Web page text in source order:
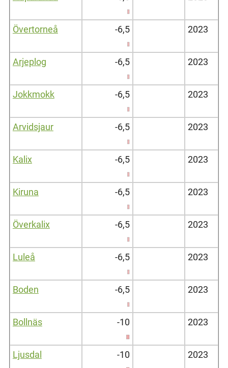
Övertorneå -6,5 2023
Arjeplog -6,5 2023
Jokkmokk -6,5 2023
Arvidsjaur -6,5 2023
Kalix -6,5 2023
Kiruna -6,5 2023
Överkalix -6,5 2023
Luleå -6,5 2023
Boden -6,5 2023
Bollnäs -10 2023
Ljusdal -10 2023